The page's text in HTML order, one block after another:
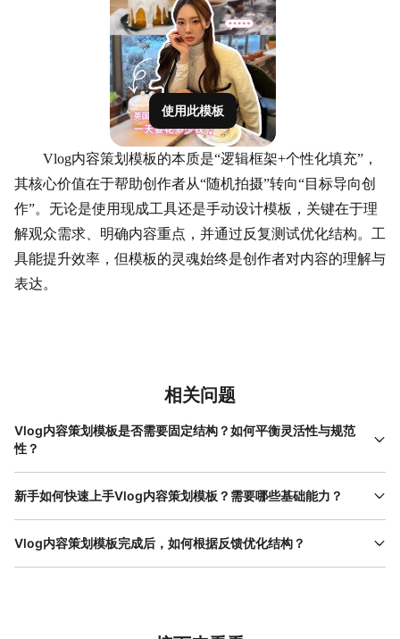
使用此模板
Vlog内容策划模板的本质是“逻辑框架+个性化填充”，
其核心价值在于帮助创作者从“随机拍摄”转向“目标导向创
作”。无论是使用现成工具还是手动设计模板，关键在于理
解观众需求、明确内容重点，并通过反复测试优化结构。工
具能提升效率，但模板的灵魂始终是创作者对内容的理解与
表达。
相关问题
Vlog内容策划模板是否需要固定结构？如何平衡灵活性与规范
性？
Vlog内容策划模板的核心是“框架”，而非“枷锁”。固定结构（如开
头-正文-结尾）能保证内容完整性，但具体模块可根据视频类型灵
的关键在于：先明确视频核心目标（如传递情绪、讲解知识），再
新手如何快速上手Vlog内容策划模板？需要哪些基础能力？
新手快速上手Vlog内容策划模板的关键是“模仿+迭代”。初期可参考
同类优质Vlog的框架（如开头用问题引入、正文分模块讲解），用
Vlog内容策划模板完成后，如何根据反馈优化结构？
优化Vlog内容策划模板的核心依据是“观众数据”和“主观体验”。数据